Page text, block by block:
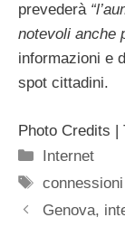
prevederà
notevoli anche
informazioni e
spot cittadini.
Photo Credits |
Categorie
Internet
Tag
Genova,